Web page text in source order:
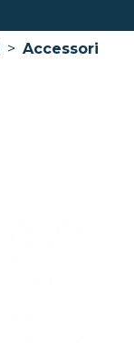
> Accessori